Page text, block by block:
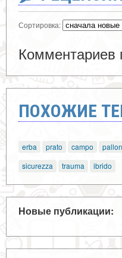
Сортировка:
Комментариев
ПОХОЖИЕ
erba prato campo
sicurezza
trauma ibrido
Новые публикации: